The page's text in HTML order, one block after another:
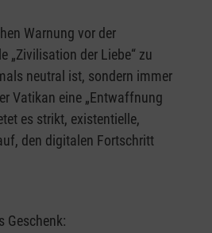
Warnung vor der
„Zivilisation der Liebe“ zu
neutral ist, sondern immer
Vatikan eine „Entwaffnung
es strikt, existentielle,
den digitalen Fortschritt
Geschenk: